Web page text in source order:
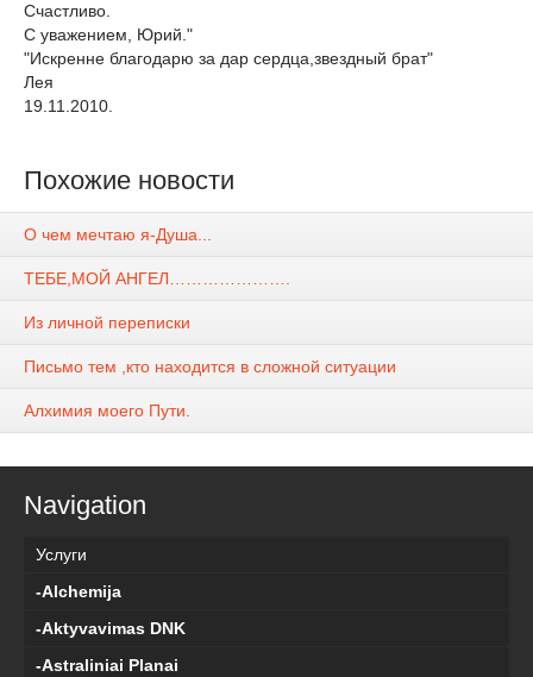
Счастливо.
С уважением, Юрий."
"Искренне благодарю за дар сердца,звездный брат"
Лея
19.11.2010.
Похожие новости
О чем мечтаю я-Душа...
ТЕБЕ,МОЙ АНГЕЛ………………….
Из личной переписки
Письмо тем ,кто находится в сложной ситуации
Алхимия моего Пути.
Navigation
Услуги
-Alchemija
-Aktyvavimas DNK
-Astraliniai Planai